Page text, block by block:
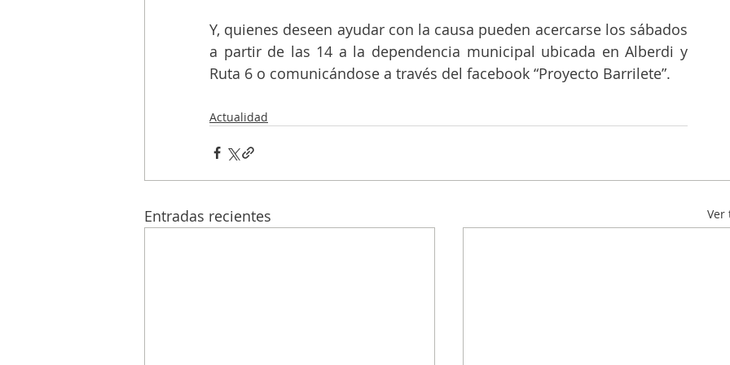
Y, quienes deseen ayudar con la causa pueden acercarse los sábados
a partir de las 14 a la dependencia municipal ubicada en Alberdi y
Ruta 6 o comunicándose a través del facebook “Proyecto Barrilete”.
Actualidad
Entradas recientes Ver